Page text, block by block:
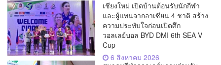
เชียงใหม่ เปิดบ้านต้อนรับนักกีฬา
และผู้แทนจากอาเซียน 4 ชาติ สร้าง
ความประทับใจก่อนเปิดศึก
วอลเลย์บอล BYD DMI 6th SEA V
Cup
6 สิงหาคม 2026